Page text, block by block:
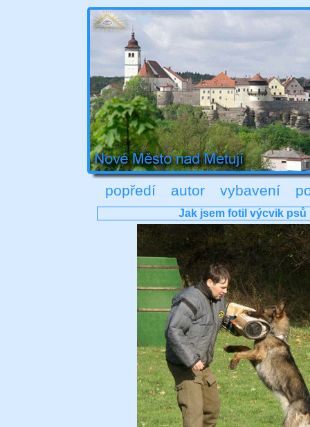
popředí autor vybavení
Jak jsem fotil výcvik psů